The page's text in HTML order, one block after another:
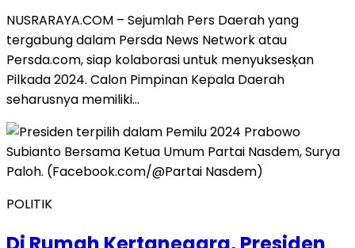
NUSRARAYA.COM – Sejumlah Pers Daerah yang
tergabung dalam Persda News Network atau
Persda.com, siap kolaborasi untuk menyuksesķan
Pilkada 2024. Calon Pimpinan Kepala Daerah
seharusnya memiliki…
POLITIK